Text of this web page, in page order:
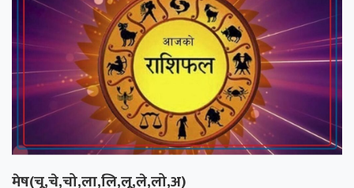
मेष(चू,चे,चो,ला,लि,लू,ले,लो,अ)